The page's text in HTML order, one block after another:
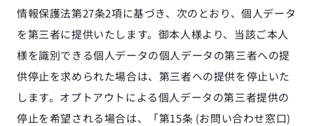
情報保護法第27条2項に基づき、次のとおり、個人データ
を第三者に提供いたします。御本人様より、当該ご本人
様を識別できる個人データの個人データの第三者への提
供停止を求められた場合は、第三者への提供を停止いた
します。オプトアウトによる個人データの第三者提供の
停止を希望される場合は、「第15条 (お問い合わせ窓口)